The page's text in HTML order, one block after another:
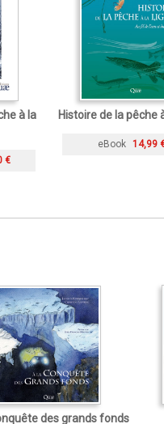
à la
€
Histoire de la pêche
eBook 14,99
des grands fonds